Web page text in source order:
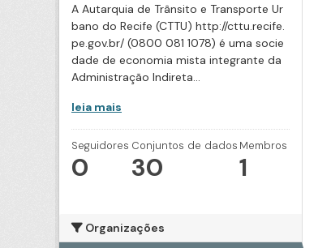
A Autarquia de Trânsito e Transporte Ur
bano do Recife (CTTU) http://cttu.recife.
pe.gov.br/ (0800 081 1078) é uma socie
dade de economia mista integrante da
Administração Indireta...
leia mais
Seguidores
0
Conjuntos de dados
30
Membros
1
Organizações